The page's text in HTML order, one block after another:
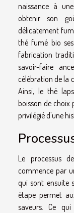
naissance à
obtenir son
délicatement
thé fumé bio
fabrication
savoir-faire
célébration de la
Ainsi, le thé
boisson de choix
privilégié d'une
Le processus
commence par
qui sont ensuite
étape permet
saveurs. Ce